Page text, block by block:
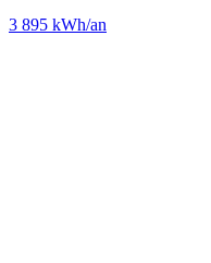
3 895 kWh/an